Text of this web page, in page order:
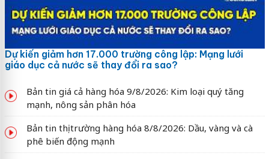
Dự kiến giảm hơn 17.000 trường công lập: Mạng lưới
giáo dục cả nước sẽ thay đổi ra sao?
Bản tin giá cả hàng hóa 9/8/2026: Kim loại quý tăng
mạnh, nông sản phân hóa
Bản tin thị trường hàng hóa 8/8/2026: Dầu, vàng và cà
phê biến động mạnh